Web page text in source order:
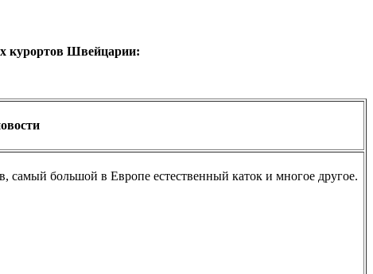
курортов Швейцарии:
самый большой в Европе естественный каток и многое другое.